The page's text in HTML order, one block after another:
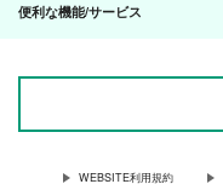
便利な機能/サービス
WEBSITE利用規約